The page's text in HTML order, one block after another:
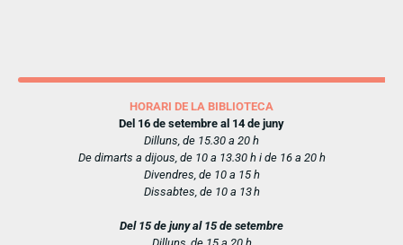
HORARI DE LA BIBLIOTECA
Del 16 de setembre al 14 de juny
Dilluns, de 15.30 a 20 h
De dimarts a dijous, de 10 a 13.30 h i de 16 a 20 h
Divendres, de 10 a 15 h
Dissabtes, de 10 a 13 h
Del 15 de juny al 15 de setembre